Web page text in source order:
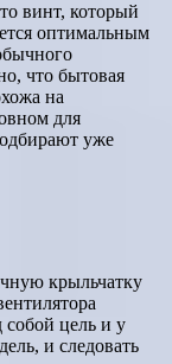
винт, который
оптимальным
что бытовая
на
для
уже
крыльчатку
собой цель и у
и следовать